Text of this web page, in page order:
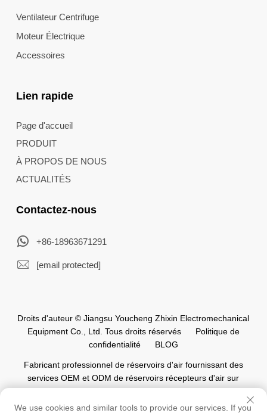
Ventilateur Centrifuge
Moteur Électrique
Accessoires
Lien rapide
Page d'accueil
PRODUIT
À PROPOS DE NOUS
ACTUALITÉS
Contactez-nous
+86-18963671291
[email protected]
Droits d'auteur © Jiangsu Youcheng Zhixin Electromechanical
Equipment Co., Ltd. Tous droits réservés
Politique de
confidentialité
BLOG
Fabricant professionnel de réservoirs d'air fournissant des
services OEM et ODM de réservoirs récepteurs d'air sur
mesure pour l'industrie mondiale de l'automatisation.
We use cookies and similar tools to provide our services. If you